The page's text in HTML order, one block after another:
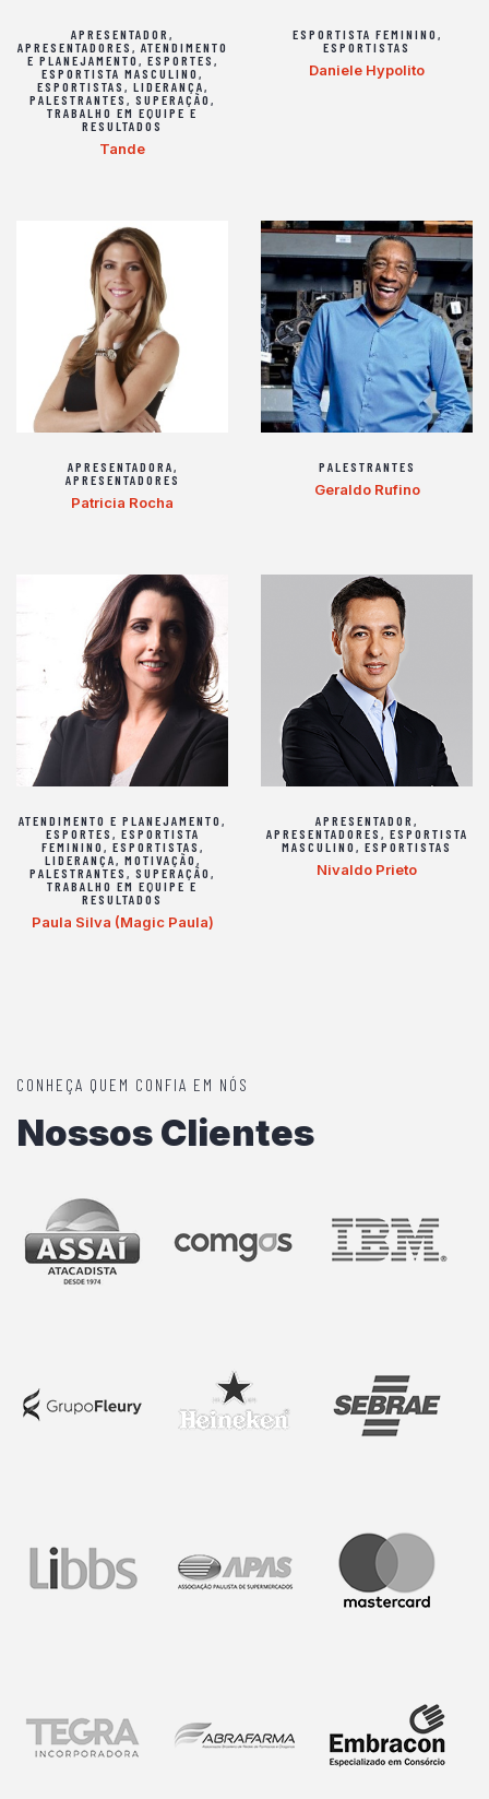
APRESENTADOR ,
APRESENTADORES , ATENDIMENTO
E PLANEJAMENTO , ESPORTES ,
ESPORTISTA MASCULINO ,
ESPORTISTAS , LIDERANÇA,
PALESTRANTES , SUPERAÇÃO ,
TRABALHO EM EQUIPE E
RESULTADOS
Tande
ESPORTISTA FEMININO ,
ESPORTISTAS
Daniele Hypolito
APRESENTADORA,
APRESENTADORES
Patricia Rocha
PALESTRANTES
Geraldo Rufino
ATENDIMENTO E PLANEJAMENTO ,
ESPORTES , ESPORTISTA
FEMININO , ESPORTISTAS ,
LIDERANÇA, MOTIVAÇÃO ,
PALESTRANTES , SUPERAÇÃO ,
TRABALHO EM EQUIPE E
RESULTADOS
Paula Silva (Magic Paula)
APRESENTADOR ,
APRESENTADORES , ESPORTISTA
MASCULINO , ESPORTISTAS
Nivaldo Prieto
CONHEÇA QUEM CONFIA EM NÓS
Nossos Clientes